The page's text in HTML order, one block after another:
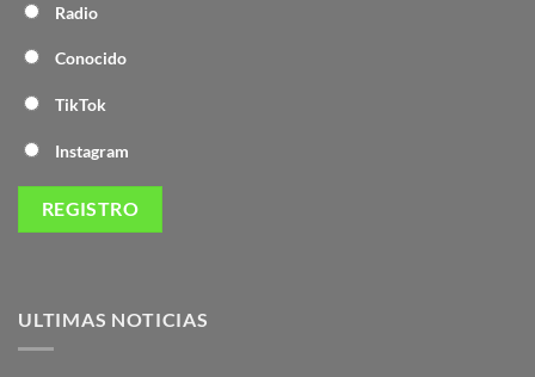
Radio
Conocido
TikTok
Instagram
ULTIMAS NOTICIAS